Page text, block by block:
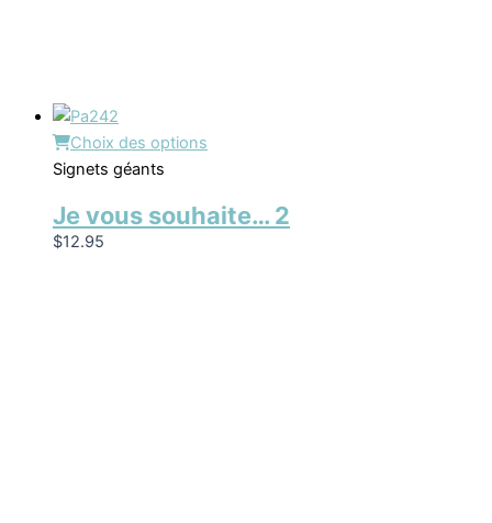
Choix des options
Signets géants
Je vous souhaite… 2
$12.95